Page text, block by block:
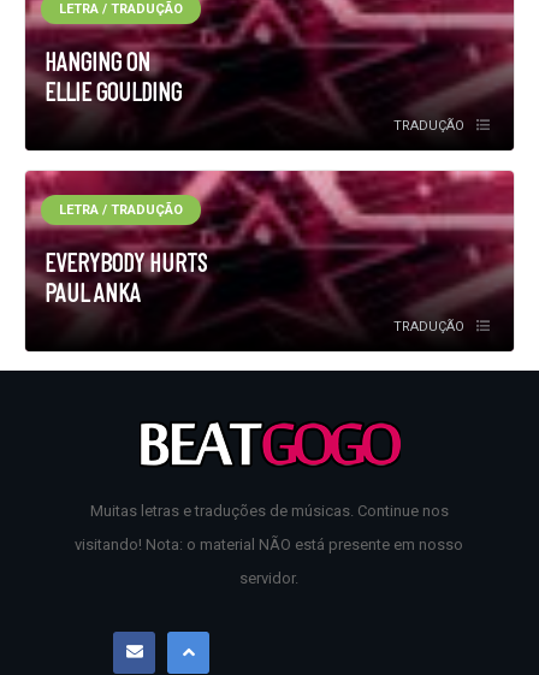
HANGING ON
ELLIE GOULDING
LETRA / TRADUÇÃO
TRADUÇÃO
EVERYBODY HURTS
PAUL ANKA
LETRA / TRADUÇÃO
TRADUÇÃO
Muitas letras e traduções de músicas. Continue nos
visitando! Nota: o material NÃO está presente em nosso
servidor.